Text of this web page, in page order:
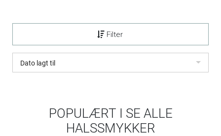
Filter
Dato lagt til
POPULÆRT I SE ALLE
HALSSMYKKER